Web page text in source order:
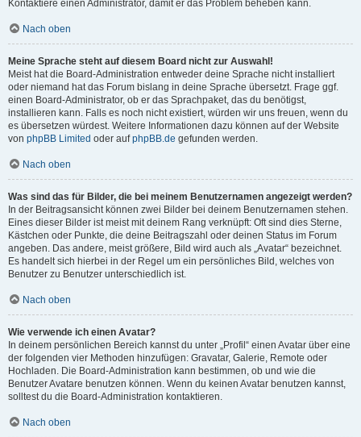
Kontaktiere einen Administrator, damit er das Problem beheben kann.
Nach oben
Meine Sprache steht auf diesem Board nicht zur Auswahl!
Meist hat die Board-Administration entweder deine Sprache nicht installiert
oder niemand hat das Forum bislang in deine Sprache übersetzt. Frage ggf.
einen Board-Administrator, ob er das Sprachpaket, das du benötigst,
installieren kann. Falls es noch nicht existiert, würden wir uns freuen, wenn du
es übersetzen würdest. Weitere Informationen dazu können auf der Website
von phpBB Limited oder aufphpBB.de gefunden werden.
Nach oben
Was sind das für Bilder, die bei meinem Benutzernamen angezeigt werden?
In der Beitragsansicht können zwei Bilder bei deinem Benutzernamen stehen.
Eines dieser Bilder ist meist mit deinem Rang verknüpft: Oft sind dies Sterne,
Kästchen oder Punkte, die deine Beitragszahl oder deinen Status im Forum
angeben. Das andere, meist größere, Bild wird auch als „Avatar“ bezeichnet.
Es handelt sich hierbei in der Regel um ein persönliches Bild, welches von
Benutzer zu Benutzer unterschiedlich ist.
Nach oben
Wie verwende ich einen Avatar?
In deinem persönlichen Bereich kannst du unter „Profil“ einen Avatar über eine
der folgenden vier Methoden hinzufügen: Gravatar, Galerie, Remote oder
Hochladen. Die Board-Administration kann bestimmen, ob und wie die
Benutzer Avatare benutzen können. Wenn du keinen Avatar benutzen kannst,
solltest du die Board-Administration kontaktieren.
Nach oben